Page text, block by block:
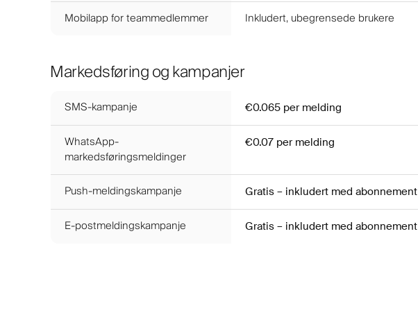
Mobilapp for teammedlemmer
Inkludert, ubegrensede brukere
Markedsføring og kampanjer
SMS-kampanje €0.065 per melding
WhatsApp-
markedsføringsmeldinger
€0.07 per melding
Push-meldingskampanje Gratis – inkludert med abonnement
E-postmeldingskampanje Gratis – inkludert med abonnement